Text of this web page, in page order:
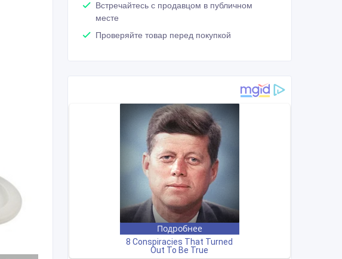
Встречайтесь с продавцом в публичном
месте
Проверяйте товар перед покупкой